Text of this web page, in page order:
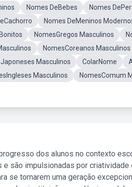
Nomes DeBebes
Nomes
Nomes DeMeninos
NomesGregos Masculinos
NomesCoreanos Masculinos
Masculinos ColarNome
Masculinos NomesComum
dos alunos no contexto
são impulsionadas por criatividade
se tornarem uma geração